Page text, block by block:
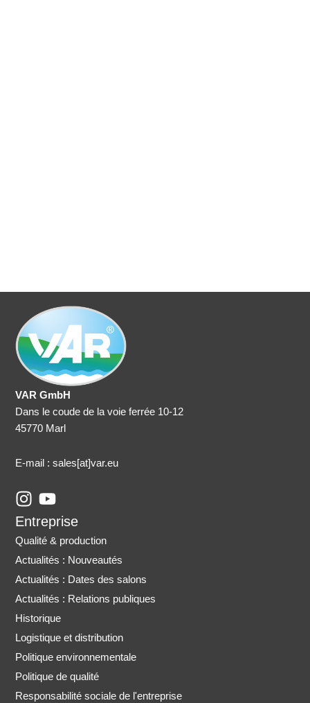
VAR GmbH
Dans le coude de la voie ferrée 10-12
45770 Marl
E-mail : sales[at]var.eu
I
n
s
t
a
g
r
a
m
Y
o
u
t
u
b
e
Entreprise
Qualité & production
Actualités : Nouveautés
Actualités : Dates des salons
Actualités : Relations publiques
Historique
Logistique et distribution
Politique environnementale
Politique de qualité
Responsabilité sociale de l'entreprise